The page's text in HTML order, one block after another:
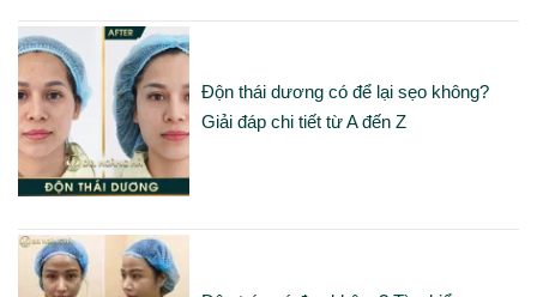
Độn thái dương có để lại sẹo không?
Giải đáp chi tiết từ A đến Z